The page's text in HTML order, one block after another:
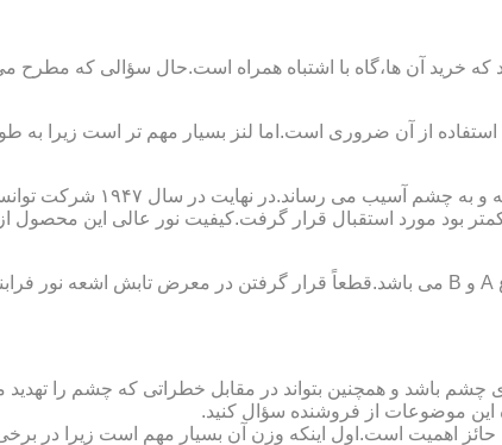
خرید آن ها،گاه با اشتباه همراه است.حال سؤالی که مطرح
از آن ضروری است.اما لنز بسیار مهم تر است زیرا به
در قدیم از عدسی شیشه ای استفاده می شد،اما
مورد استقبال قرار گرفت.کیفیت نور عالی این محصول
باشد و همچنین بتواند در مقابل خطراتی که چشم را
این موضوعات از فروشنده سؤال کنید.
اهمیت است.اول اینکه وزن آن بسیار مهم است زیرا در